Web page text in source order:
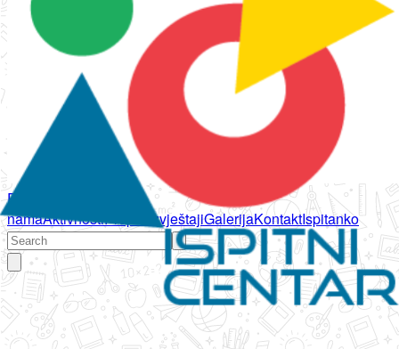
Početna
namaAktivnostiPropisi IzvještajiGalerijaKontaktIspitanko